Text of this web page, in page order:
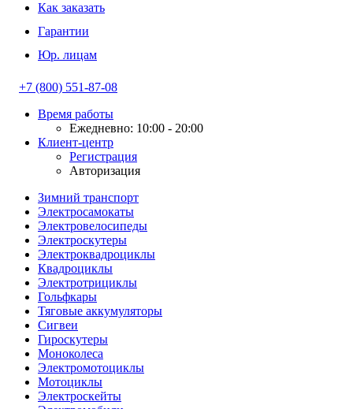
Как заказать
Гарантии
Юр. лицам
+7 (800) 551-87-08
Время работы
Ежедневно: 10:00 - 20:00
Клиент-центр
Регистрация
Авторизация
Зимний транспорт
Электросамокаты
Электровелосипеды
Электроскутеры
Электроквадроциклы
Квадроциклы
Электротрициклы
Гольфкары
Тяговые аккумуляторы
Сигвеи
Гироскутеры
Моноколеса
Электромотоциклы
Мотоциклы
Электроскейты